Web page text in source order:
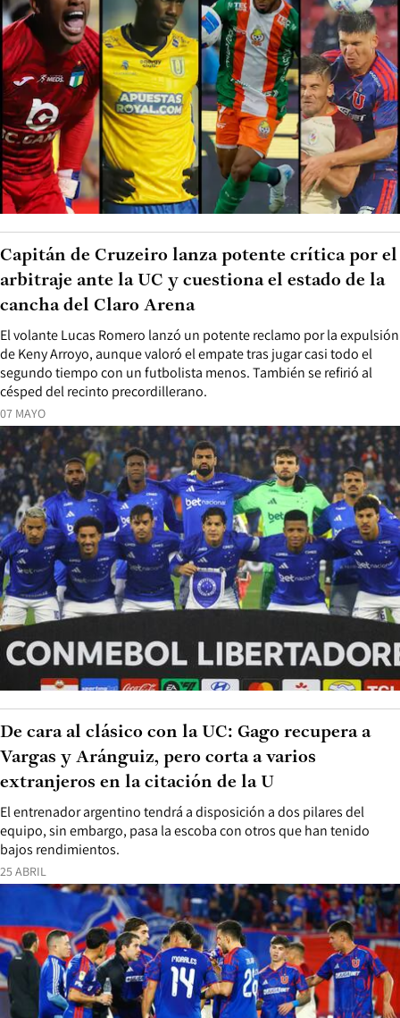
07 MAYO
El volante Lucas Romero lanzó un potente reclamo por la expulsión
de Keny Arroyo, aunque valoró el empate tras jugar casi todo el
segundo tiempo con un futbolista menos. También se refirió al
césped del recinto precordillerano.
Capitán de Cruzeiro lanza potente crítica por el
arbitraje ante la UC y cuestiona el estado de la
cancha del Claro Arena
25 ABRIL
El entrenador argentino tendrá a disposición a dos pilares del
equipo, sin embargo, pasa la escoba con otros que han tenido
bajos rendimientos.
De cara al clásico con la UC: Gago recupera a
Vargas y Aránguiz, pero corta a varios
extranjeros en la citación de la U